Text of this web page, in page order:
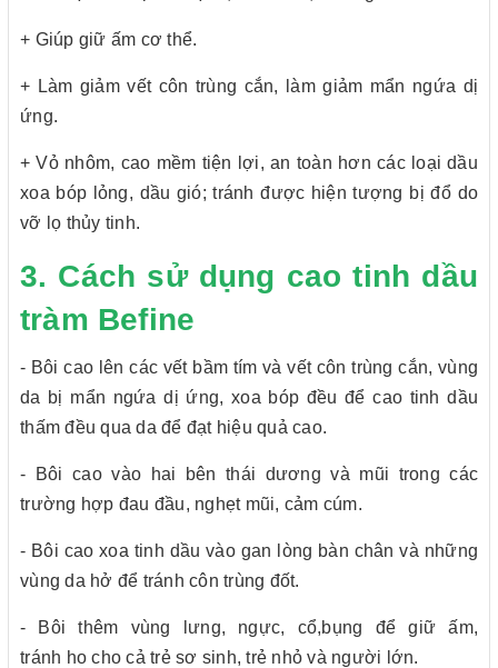
+ Giúp giữ ấm cơ thể.
+ Làm giảm vết côn trùng cắn, làm giảm mẩn ngứa dị
ứng.
+ Vỏ nhôm, cao mềm tiện lợi, an toàn hơn các loại dầu
xoa bóp lỏng, dầu gió; tránh được hiện tượng bị đổ do
vỡ lọ thủy tinh.
3. Cách sử dụng cao tinh dầu
tràm Befine
- Bôi cao lên các vết bầm tím và vết côn trùng cắn, vùng
da bị mẩn ngứa dị ứng, xoa bóp đều để cao tinh dầu
thấm đều qua da để đạt hiệu quả cao.
- Bôi cao vào hai bên thái dương và mũi trong các
trường hợp đau đầu, nghẹt mũi, cảm cúm.
- Bôi cao xoa tinh dầu vào gan lòng bàn chân và những
vùng da hở để tránh côn trùng đốt.
- Bôi thêm vùng lưng, ngực, cổ,bụng để giữ ấm,
tránh ho cho cả trẻ sơ sinh, trẻ nhỏ và người lớn.